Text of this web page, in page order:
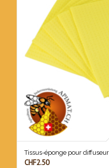
Tissus-éponge pour
CHF2.50